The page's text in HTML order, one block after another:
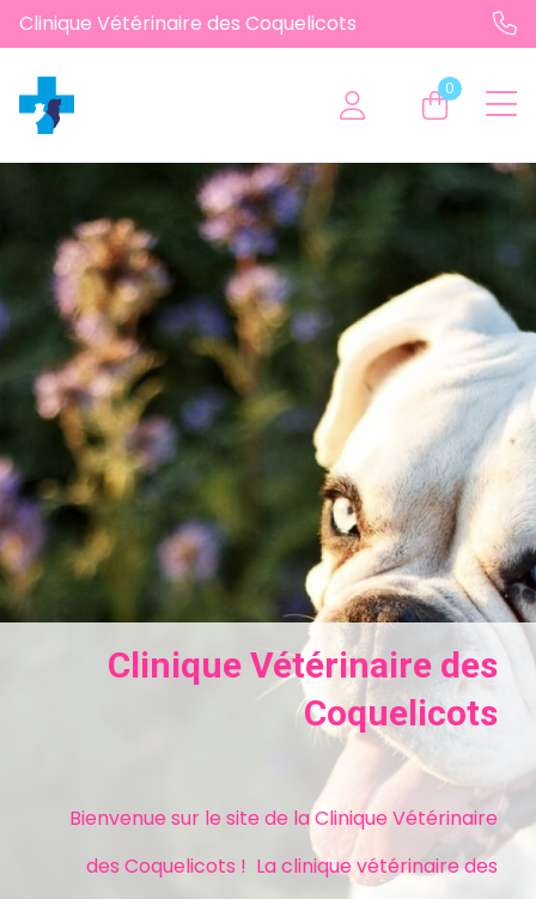
Clinique Vétérinaire des Coquelicots
0
Clinique Vétérinaire des
Coquelicots
Bienvenue sur le site de la Clinique Vétérinaire
des Coquelicots ! La clinique vétérinaire des